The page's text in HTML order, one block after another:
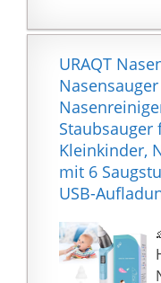
URAQT
Kleinkinder,
mit 6
USB-